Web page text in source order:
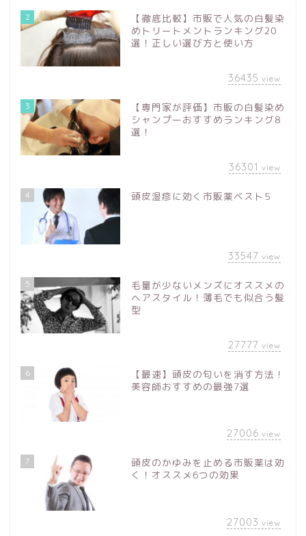
2
【徹底比較】市販で人気の白髪染
めトリートメントランキング20
選！正しい選び方と使い方
36435 view
3
【専門家が評価】市販の白髪染め
シャンプーおすすめランキング8
選！
36301 view
4 頭皮湿疹に効く市販薬ベスト5
33547 view
5
毛量が少ないメンズにオススメの
ヘアスタイル！薄毛でも似合う髪
型
27777 view
6
【最速】頭皮の匂いを消す方法！
美容師おすすめの最強7選
27006 view
7
頭皮のかゆみを止める市販薬は効
く！オススメ6つの効果
27003 view